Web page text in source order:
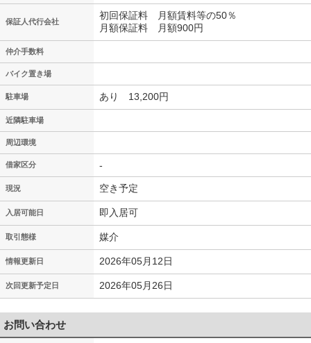
保証人代行会社
初回保証料 月額賃料等の50％
月額保証料 月額900円
仲介手数料
バイク置き場
駐車場 あり 13,200円
近隣駐車場
周辺環境
借家区分 -
現況 空き予定
入居可能日 即入居可
取引態様 媒介
情報更新日 2026年05月12日
次回更新予定日 2026年05月26日
お問い合わせ